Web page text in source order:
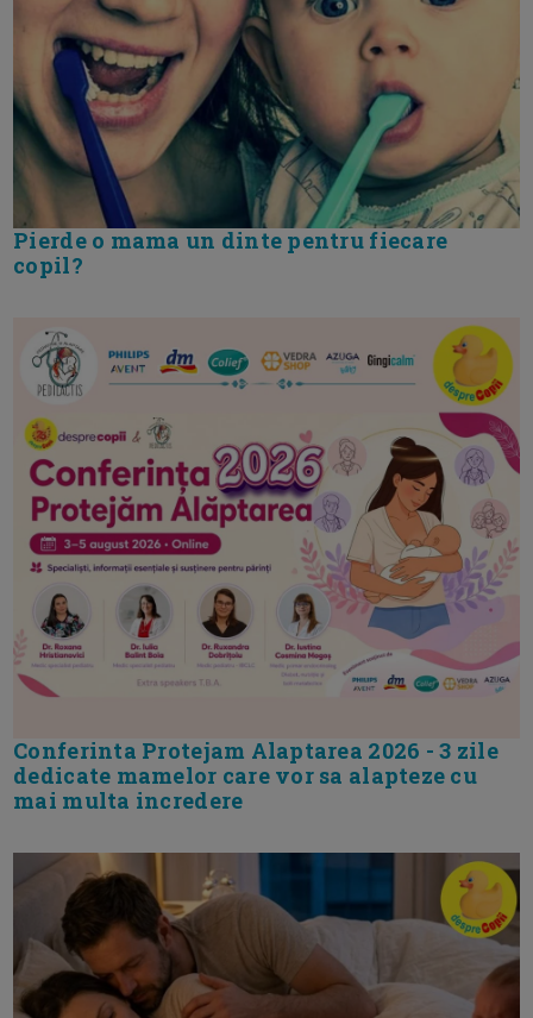
Pierde o mama un dinte pentru fiecare
copil?
Conferinta Protejam Alaptarea 2026 - 3 zile
dedicate mamelor care vor sa alapteze cu
mai multa incredere